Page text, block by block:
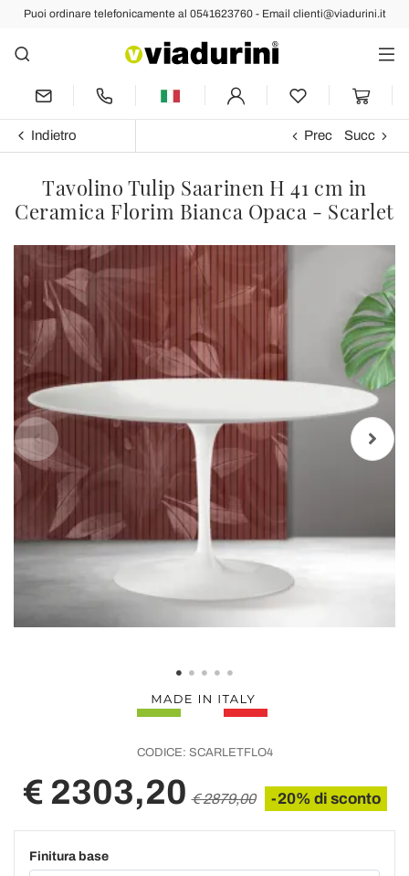
Puoi ordinare telefonicamente al 0541623760 - Email clienti@viadurini.it
Indietro Prec Succ
Tavolino Tulip Saarinen H 41 cm in
Ceramica Florim Bianca Opaca - Scarlet
CODICE: SCARLETFLO4
€ 2303,20 € 2879,00 -20% di sconto
Finitura base